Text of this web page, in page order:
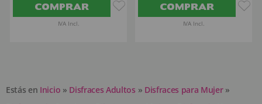
COMPRAR
IVA Incl.
COMPRAR
IVA Incl.
Estás en Inicio » Disfraces Adultos » Disfraces para Mujer »